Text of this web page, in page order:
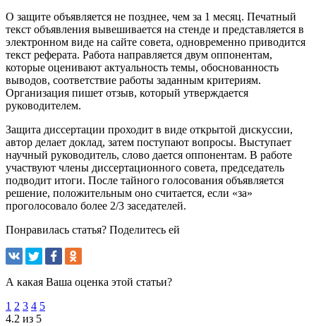
О защите объявляется не позднее, чем за 1 месяц. Печатный
текст объявления вывешивается на стенде и представляется в
электронном виде на сайте совета, одновременно приводится
текст реферата. Работа направляется двум оппонентам,
которые оценивают актуальность темы, обоснованность
выводов, соответствие работы заданным критериям.
Организация пишет отзыв, который утверждается
руководителем.
Защита диссертации проходит в виде открытой дискуссии,
автор делает доклад, затем поступают вопросы. Выступает
научный руководитель, слово дается оппонентам. В работе
участвуют члены диссертационного совета, председатель
подводит итоги. После тайного голосования объявляется
решение, положительным оно считается, если «за»
проголосовало более 2/3 заседателей.
Понравилась статья? Поделитесь ей
А какая Ваша оценка этой статьи?
1 2 3 4 5
4.2 из 5